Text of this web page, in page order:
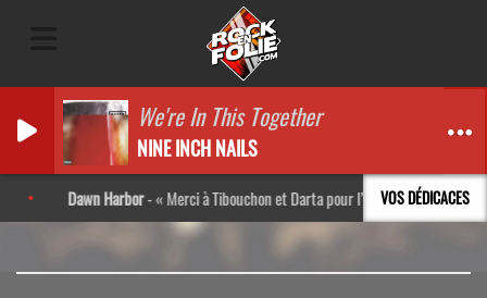
We're In This Together
NINE INCH NAILS
VOS DÉDICACES
Dawn Harbor- Merci à Tibouchon et Darta pour l’interview ! Très bon